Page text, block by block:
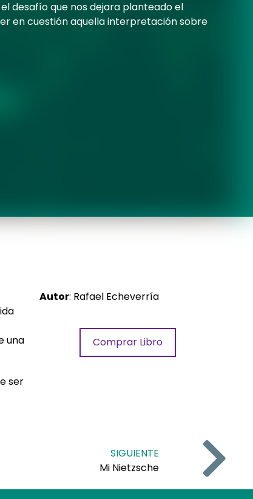
desafío que nos dejara planteado el
en cuestión aquella interpretación sobre
una
ser
Autor: Rafael Echeverría
Comprar Libro
SIGUIENTE
Mi Nietzsche